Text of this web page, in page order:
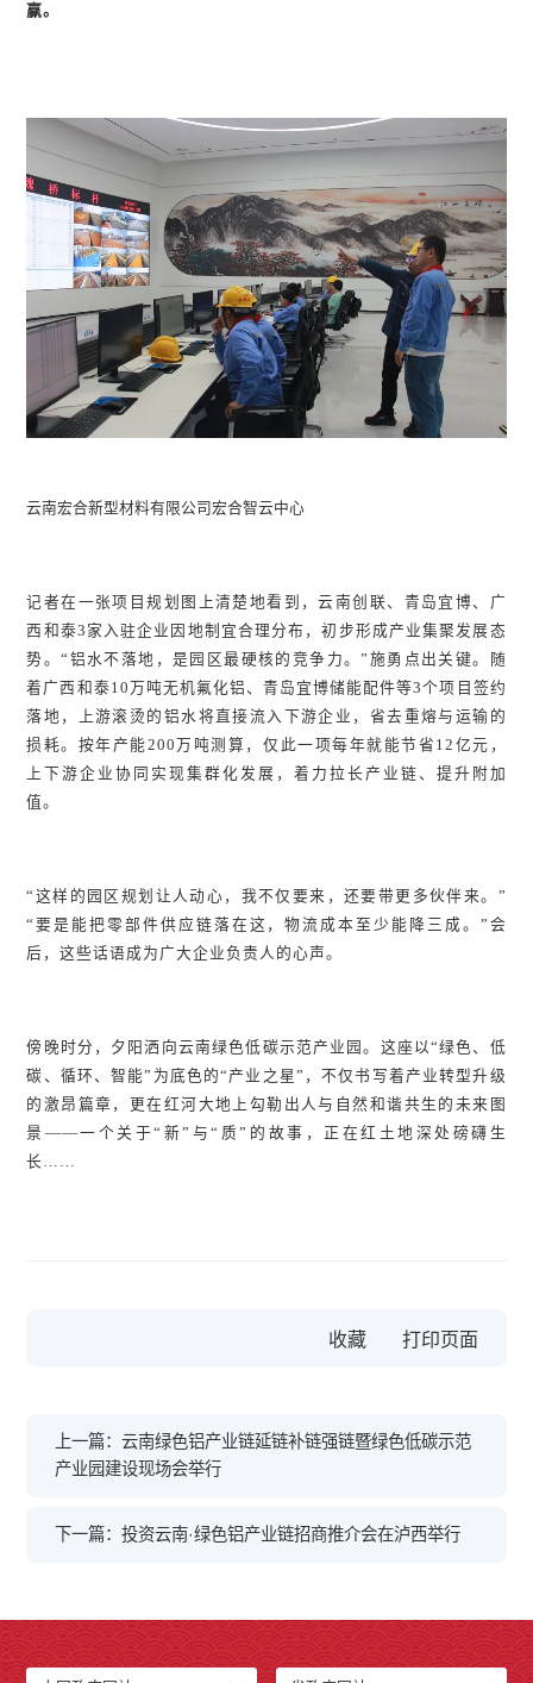
赢。
云南宏合新型材料有限公司宏合智云中心
记者在一张项目规划图上清楚地看到，云南创联、青岛宜博、广
西和泰3家入驻企业因地制宜合理分布，初步形成产业集聚发展态
势。“铝水不落地，是园区最硬核的竞争力。”施勇点出关键。随
着广西和泰10万吨无机氟化铝、青岛宜博储能配件等3个项目签约
落地，上游滚烫的铝水将直接流入下游企业，省去重熔与运输的
损耗。按年产能200万吨测算，仅此一项每年就能节省12亿元，
上下游企业协同实现集群化发展，着力拉长产业链、提升附加
值。
“这样的园区规划让人动心，我不仅要来，还要带更多伙伴来。”
“要是能把零部件供应链落在这，物流成本至少能降三成。”会
后，这些话语成为广大企业负责人的心声。
傍晚时分，夕阳洒向云南绿色低碳示范产业园。这座以“绿色、低
碳、循环、智能”为底色的“产业之星”，不仅书写着产业转型升级
的激昂篇章，更在红河大地上勾勒出人与自然和谐共生的未来图
景——一个关于“新”与“质”的故事，正在红土地深处磅礴生
长……
收藏
上一篇：云南绿色铝产业链延链补链强链暨绿色低碳示范
产业园建设现场会举行
下一篇：投资云南·绿色铝产业链招商推介会在泸西举行